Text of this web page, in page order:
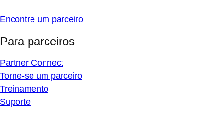
Encontre um parceiro
Para parceiros
Partner Connect
Torne-se um parceiro
Treinamento
Suporte